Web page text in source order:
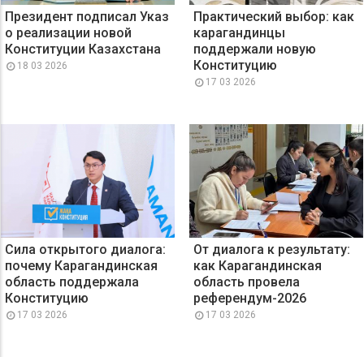
Президент подписал Указ
о реализации новой
Конституции Казахстана
18 03 2026
Практический выбор: как
карагандинцы
поддержали новую
Конституцию
17 03 2026
Сила открытого диалога:
почему Карагандинская
область поддержала
Конституцию
17 03 2026
От диалога к результату:
как Карагандинская
область провела
референдум-2026
17 03 2026